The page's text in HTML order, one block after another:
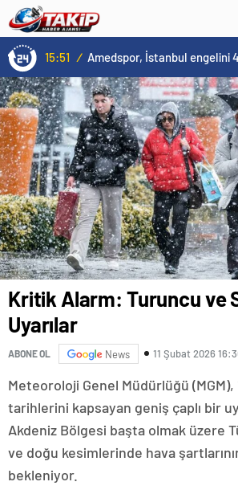
15:51 / Amedspor, İstanbul engelini
Kritik Alarm: Turuncu ve
Uyarılar
ABONE OL News 11 Şubat 2026
Meteoroloji Genel Müdürlüğü (MGM),
tarihlerini kapsayan geniş çaplı bir
Akdeniz Bölgesi başta olmak üzere
ve doğu kesimlerinde hava
bekleniyor.